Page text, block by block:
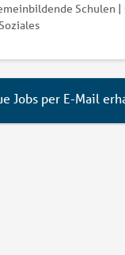
Schulen |
Jobs per E-Mail